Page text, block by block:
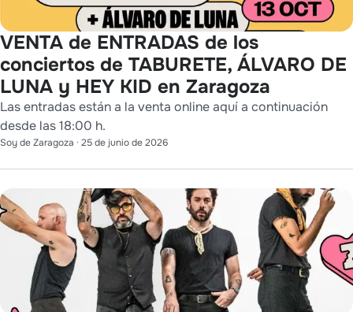
VENTA de ENTRADAS de los
conciertos de TABURETE, ÁLVARO DE
LUNA y HEY KID en Zaragoza
Las entradas están a la venta online aquí a continuación
desde las 18:00 h.
Soy de Zaragoza · 25 de junio de 2026